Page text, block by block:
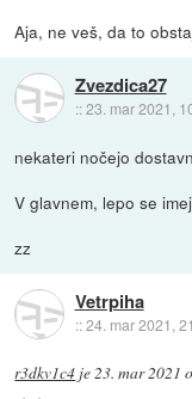
Aja, ne veš, da to
Zvezdica27
::23. mar 2021,
nekateri nočejo
V glavnem, lepo se
zz
Vetrpiha
::24. mar 2021,
r3dkv1c4 je23. mar 2021